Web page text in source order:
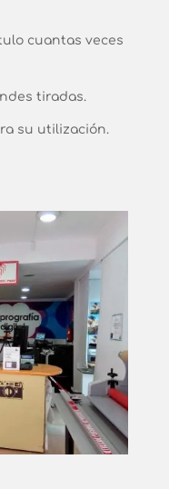
cuantas veces
tiradas.
su utilización.